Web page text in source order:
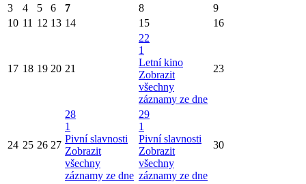
3 4 5 6 7 8
9
10 11 12 13 14 15 16
17 18 19 20 21
22
1
Letní kino
Zobrazit
všechny
záznamy ze dne
23
24 25 26 27
28
1
Pivní slavnosti
Zobrazit
všechny
záznamy ze dne
29
1
Pivní slavnosti
Zobrazit
všechny
záznamy ze dne
30